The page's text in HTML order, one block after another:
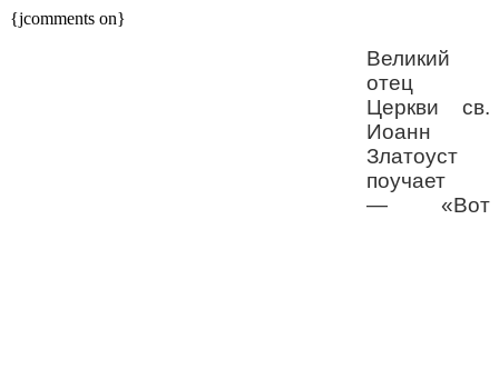
{jcomments on}
Великий
отец
Церкви св.
Иоанн
Златоуст
поучает
— «Вот